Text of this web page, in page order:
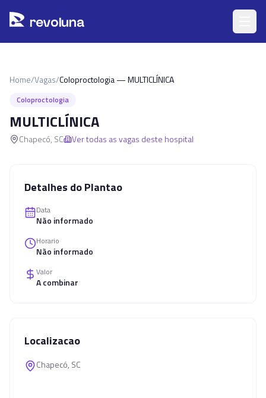
revoluna
Home/Vagas/Coloproctologia — MULTICLÍNICA
Coloproctologia
MULTICLÍNICA
Chapecó, SC Ver todas as vagas deste hospital
Detalhes do Plantao
Data
Não informado
Horario
Não informado
Valor
A combinar
Localizacao
Chapecó, SC